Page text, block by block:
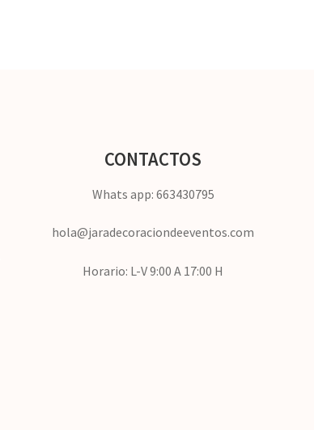
CONTACTOS
Whats app: 663430795
hola@jaradecoraciondeeventos.com
Horario: L-V 9:00 A 17:00 H